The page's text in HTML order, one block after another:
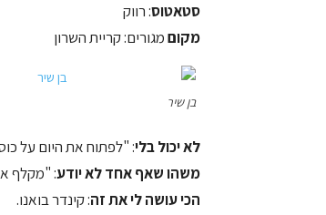
סטאטוס: רווק
מקוםמגורים: קריית השרון
בן שיר
לא יכול בלי: "לפתוח את היום על
משהו שאף אחד לא יודע: "מקלף
הכי עושה לי את זה: קינדר בואנו.